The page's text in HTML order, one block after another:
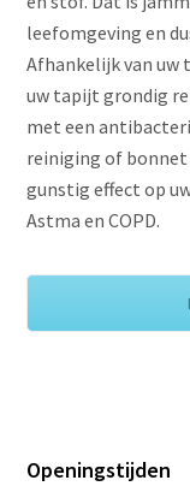
leefomgeving en
Afhankelijk van uw
uw tapijt grondig
met een
reiniging of bonnet
gunstig effect op
Astma en COPD.
Openingstijden